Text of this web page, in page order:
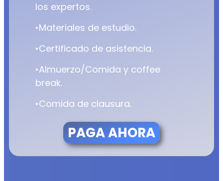
los expertos.
•Materiales de estudio.
•Certificado de asistencia.
•Almuerzo/Comida y coffee
break.
•Comida de clausura.
PAGA AHORA